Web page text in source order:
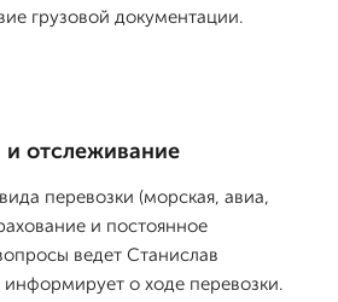
грузовой документации.
и отслеживание
перевозки (морская, авиа,
и постоянное
ведет Станислав
информирует о ходе перевозки.